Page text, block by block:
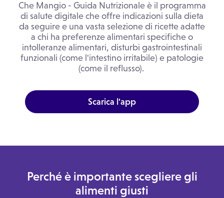
Che Mangio - Guida Nutrizionale è il programma
di salute digitale che offre indicazioni sulla dieta
da seguire e una vasta selezione di ricette adatte
a chi ha preferenze alimentari specifiche o
intolleranze alimentari, disturbi gastrointestinali
funzionali (come l'intestino irritabile) e patologie
(come il reflusso).
Scarica l'app
Perché è importante scegliere gli
alimenti giusti